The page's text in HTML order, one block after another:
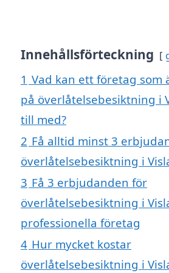
Innehållsförteckning
1 Vad kan ett företag som
på överlåtelsebesiktning i
till med?
2 Få alltid minst 3
överlåtelsebesiktning i
3 Få 3 erbjudanden för
överlåtelsebesiktning i
professionella företag
4 Hur mycket kostar
överlåtelsebesiktning i